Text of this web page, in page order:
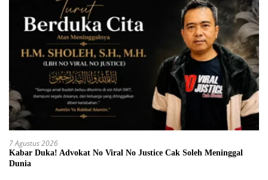
7 Agustus 2026
Kabar Duka! Advokat No Viral No Justice Cak Soleh Meninggal
Dunia